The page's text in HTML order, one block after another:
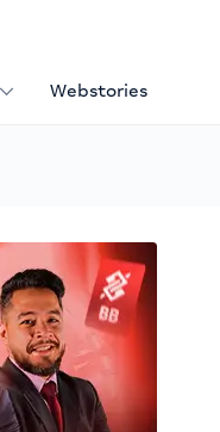
Webstories